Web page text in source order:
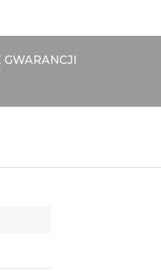
GWARANCJI